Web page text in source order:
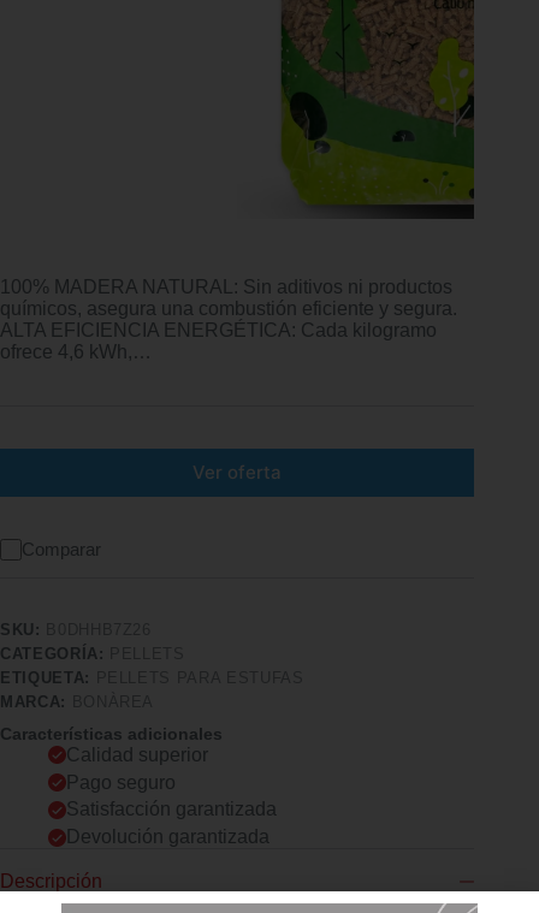
100% MADERA NATURAL: Sin aditivos ni productos
químicos, asegura una combustión eficiente y segura.
ALTA EFICIENCIA ENERGÉTICA: Cada kilogramo
ofrece 4,6 kWh,…
Ver oferta
Comparar
SKU:
CATEGORÍA:
ETIQUETA:
MARCA:
Características adicionales
Calidad superior
Pago seguro
Satisfacción garantizada
Devolución garantizada
Descripción